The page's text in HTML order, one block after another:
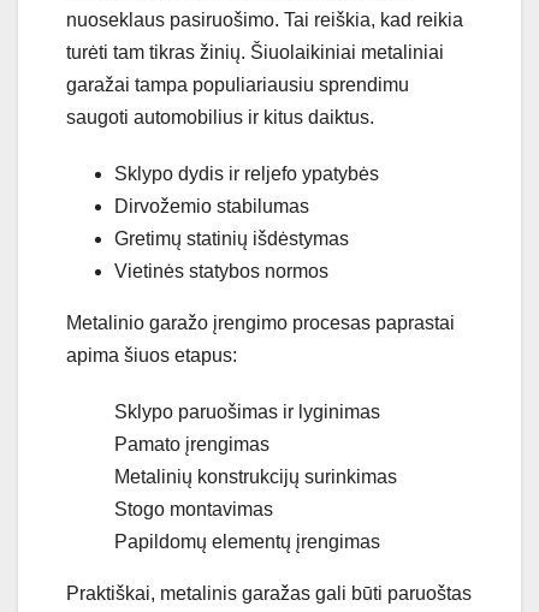
nuoseklaus pasiruošimo. Tai reiškia, kad reikia
turėti tam tikras žinių. Šiuolaikiniai metaliniai
garažai tampa populiariausiu sprendimu
saugoti automobilius ir kitus daiktus.
Sklypo dydis ir reljefo ypatybės
Dirvožemio stabilumas
Gretimų statinių išdėstymas
Vietinės statybos normos
Metalinio garažo įrengimo procesas paprastai
apima šiuos etapus:
Sklypo paruošimas ir lyginimas
Pamato įrengimas
Metalinių konstrukcijų surinkimas
Stogo montavimas
Papildomų elementų įrengimas
Praktiškai, metalinis garažas gali būti paruoštas